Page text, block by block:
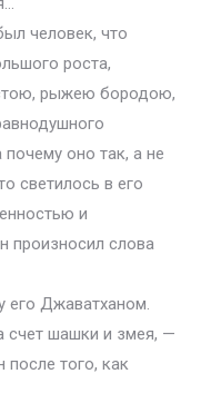
человек, что
роста,
рыжею бородою,
оно так, а не
светилось в его
и
произносил слова
его Джаватханом.
счет шашки и змея, —
того, как